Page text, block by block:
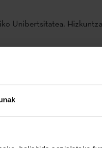
Unibertsitatea.
euskara atzerriko